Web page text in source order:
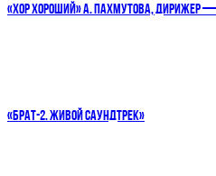
«ХОР ХОРОШИЙ» А. ПАХМУТОВА, ДИРИЖЕР —
«БРАТ-2. ЖИВОЙ САУНДТРЕК»